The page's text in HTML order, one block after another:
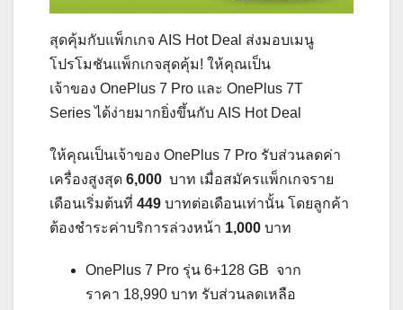
สุดคุ้มกับแพ็กเกจ AIS Hot Deal ส่งมอบเมนู
โปรโมชันแพ็กเกจสุดคุ้ม! ให้คุณเป็น
เจ้าของ OnePlus 7 Pro และ OnePlus 7T
Series ได้ง่ายมากยิ่งขึ้นกับ AIS Hot Deal
ให้คุณเป็นเจ้าของ OnePlus 7 Pro รับส่วนลดค่า
เครื่องสูงสุด 6,000 บาท เมื่อสมัครแพ็กเกจราย
เดือนเริ่มต้นที่ 449 บาทต่อเดือนเท่านั้น โดยลูกค้า
ต้องชำระค่าบริการล่วงหน้า 1,000 บาท
OnePlus 7 Pro รุ่น 6+128 GB จาก
ราคา 18,990 บาท รับส่วนลดเหลือ